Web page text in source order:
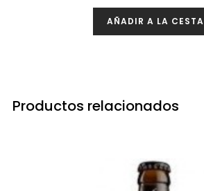
AÑADIR A LA CESTA
Productos relacionados